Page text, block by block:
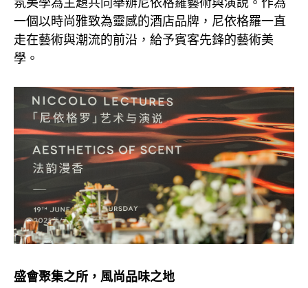
一個以時尚雅致為靈感的酒店品牌，尼依格羅一直
走在藝術與潮流的前沿，給予賓客先鋒的藝術美
學。
盛會聚集之所，風尚品味之地